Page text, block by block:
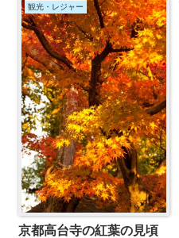
観光・レジャー
京都高台寺の紅葉の見頃